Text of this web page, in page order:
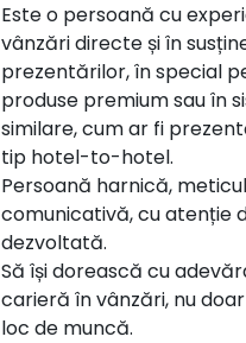
Este o persoană cu
vânzări directe și în
prezentărilor, în special
produse premium sau în
similare, cum ar fi
tip hotel-to-hotel.
Persoană harnică,
comunicativă, cu atenție
dezvoltată.
Să își dorească cu
carieră în vânzări, nu
loc de muncă.